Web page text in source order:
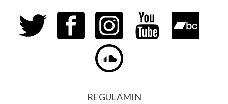
REGULAMIN